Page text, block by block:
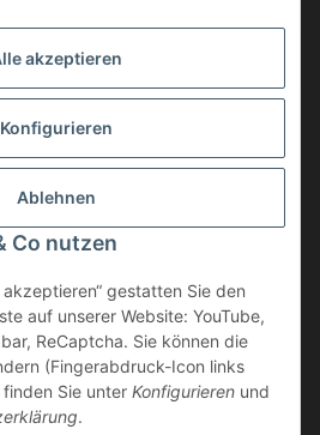
akzeptieren
Konfigurieren
Ablehnen
Co nutzen
gestatten Sie den
auf unserer Website: YouTube,
ReCaptcha. Sie können die
(Fingerabdruck-Icon links
Sie unter Konfigurieren und
.